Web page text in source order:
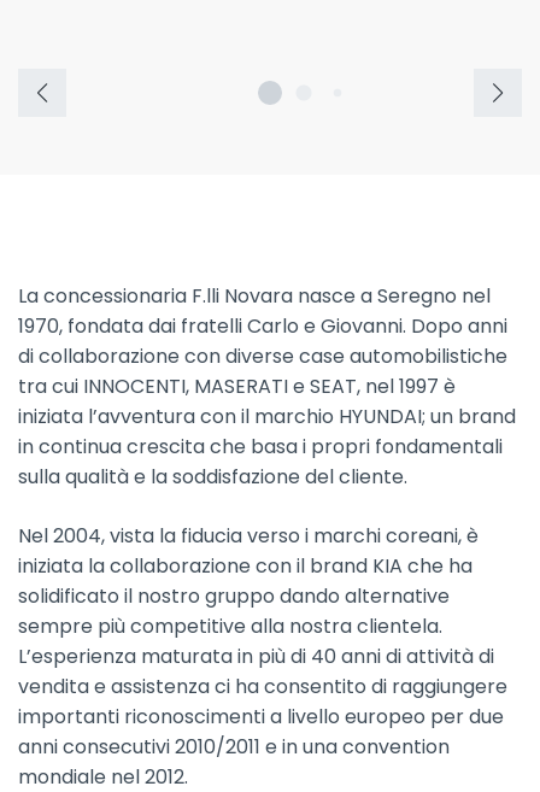
La concessionaria F.lli Novara nasce a Seregno nel
1970, fondata dai fratelli Carlo e Giovanni. Dopo anni
di collaborazione con diverse case automobilistiche
tra cui INNOCENTI, MASERATI e SEAT, nel 1997 è
iniziata l’avventura con il marchio HYUNDAI; un brand
in continua crescita che basa i propri fondamentali
sulla qualità e la soddisfazione del cliente.
Nel 2004, vista la fiducia verso i marchi coreani, è
iniziata la collaborazione con il brand KIA che ha
solidificato il nostro gruppo dando alternative
sempre più competitive alla nostra clientela.
L’esperienza maturata in più di 40 anni di attività di
vendita e assistenza ci ha consentito di raggiungere
importanti riconoscimenti a livello europeo per due
anni consecutivi 2010/2011 e in una convention
mondiale nel 2012.